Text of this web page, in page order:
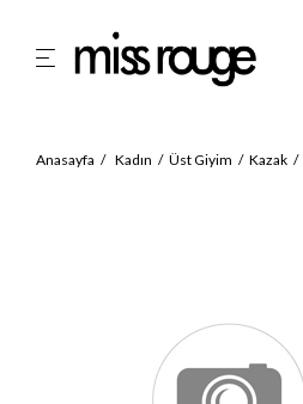
Anasayfa Kadın Üst Giyim Kazak